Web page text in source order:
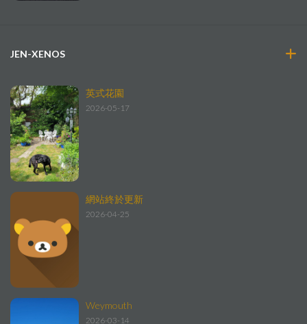
JEN-XENOS
英式花園
2026-05-17
網站終於更新
2026-04-25
Weymouth
2026-03-14